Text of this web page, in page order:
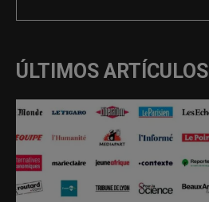
ÚLTIMOS ARTÍCULOS